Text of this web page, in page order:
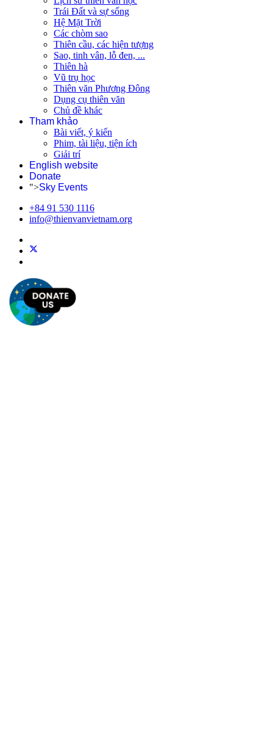
Trái Đất và sự sống
Hệ Mặt Trời
Các chòm sao
Thiên cầu, các hiện tượng
Sao, tinh vân, lỗ đen, ...
Thiên hà
Vũ trụ học
Thiên văn Phương Đông
Dụng cụ thiên văn
Chủ đề khác
Tham khảo
Bài viết, ý kiến
Phim, tài liệu, tiện ích
Giải trí
English website
Donate
">Sky Events
+84 91 530 1116
info@thienvanvietnam.org